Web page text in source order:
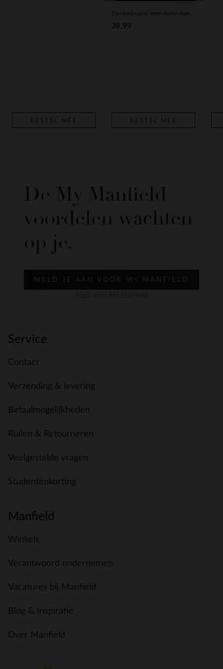
BESTEL MEE
39.99
BESTEL MEE
De My Manfield
voordelen wachten
op je.
MELD JE AAN VOOR MY MANFIELD
Service
Contact
Verzending & levering
Betaalmogelijkheden
Ruilen & Retourneren
Veelgestelde vragen
Studentenkorting
Manfield
Winkels
Verantwoord ondernemen
Vacatures bij Manfield
Blog & Inspiratie
Over Manfield